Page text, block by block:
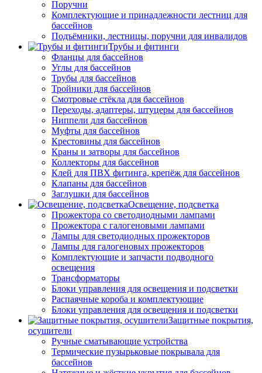
Поручни
Комплектующие и принадлежности лестниц для
бассейнов
Подъёмники, лестницы, поручни для инвалидов
Трубы и фитинги
Фланцы для бассейнов
Углы для бассейнов
Трубы для бассейнов
Тройники для бассейнов
Смотровые стёкла для бассейнов
Переходы, адаптеры, штуцеры для бассейнов
Ниппели для бассейнов
Муфты для бассейнов
Крестовины для бассейнов
Краны и затворы для бассейнов
Коллекторы для бассейнов
Клей для ПВХ фитинга, крепёж для бассейнов
Клапаны для бассейнов
Заглушки для бассейнов
Освещение, подсветка
Прожектора со светодиодными лампами
Прожектора с галогеновыми лампами
Лампы для светодиодных прожекторов
Лампы для галогеновых прожекторов
Комплектующие и запчасти подводного
освещения
Трансформаторы
Блоки управления для освещения и подсветки
Распаячные короба и комплектующие
Блоки управления для освещения и подсветки
Защитные покрытия,
осушители
Ручные сматывающие устройства
Термические пузырьковые покрывала для
бассейнов